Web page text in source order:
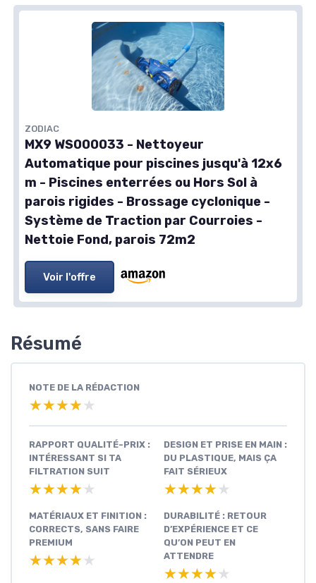
ZODIAC
MX9 WS000033 - Nettoyeur
Automatique pour piscines jusqu'à 12x6
m - Piscines enterrées ou Hors Sol à
parois rigides - Brossage cyclonique -
Système de Traction par Courroies -
Nettoie Fond, parois 72m2
Voir l'offre
Résumé
NOTE DE LA RÉDACTION
★★★★★
★★★★★
RAPPORT QUALITÉ-PRIX :
INTÉRESSANT SI TA
FILTRATION SUIT
★★★★★
★★★★★
DESIGN ET PRISE EN MAIN :
DU PLASTIQUE, MAIS ÇA
FAIT SÉRIEUX
★★★★★
★★★★★
MATÉRIAUX ET FINITION :
CORRECTS, SANS FAIRE
PREMIUM
★★★★★
★★★★★
DURABILITÉ : RETOUR
D’EXPÉRIENCE ET CE
QU’ON PEUT EN
ATTENDRE
★★★★★
★★★★★